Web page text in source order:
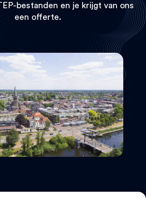
bestanden en je krijgt van ons
een offerte.